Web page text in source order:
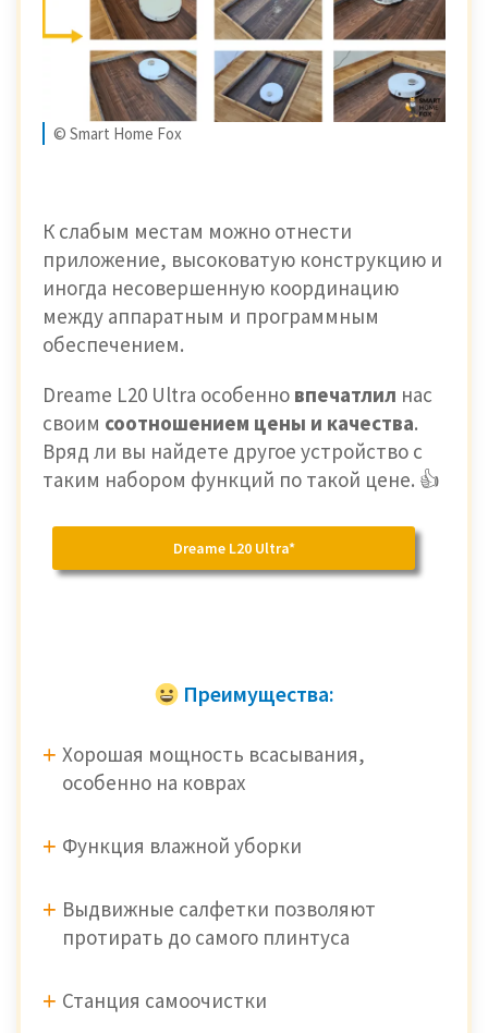
© Smart Home Fox
К слабым местам можно отнести
приложение, высоковатую конструкцию и
иногда несовершенную координацию
между аппаратным и программным
обеспечением.
Dreame L20 Ultra особенно впечатлил нас
своим соотношением цены и качества.
Вряд ли вы найдете другое устройство с
таким набором функций по такой цене. 👍
Dreame L20 Ultra*
Преимущества:
Хорошая мощность всасывания,
особенно на коврах
Функция влажной уборки
Выдвижные салфетки позволяют
протирать до самого плинтуса
Станция самоочистки